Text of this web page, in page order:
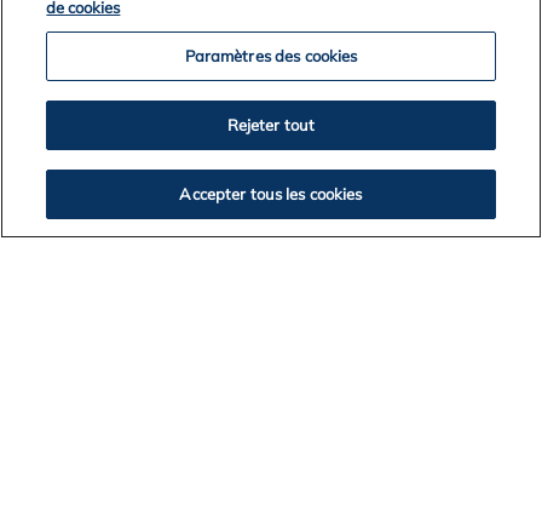
de cookies
Paramètres des cookies
Rejeter tout
Accepter tous les cookies